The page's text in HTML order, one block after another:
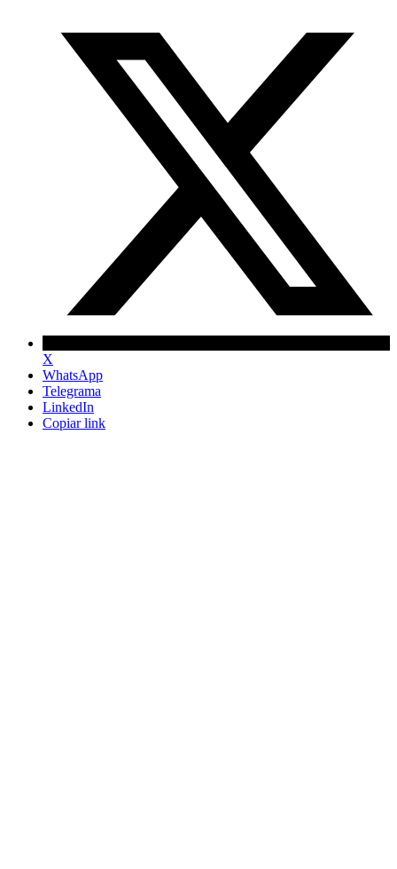
X
WhatsApp
Telegrama
LinkedIn
Copiar link